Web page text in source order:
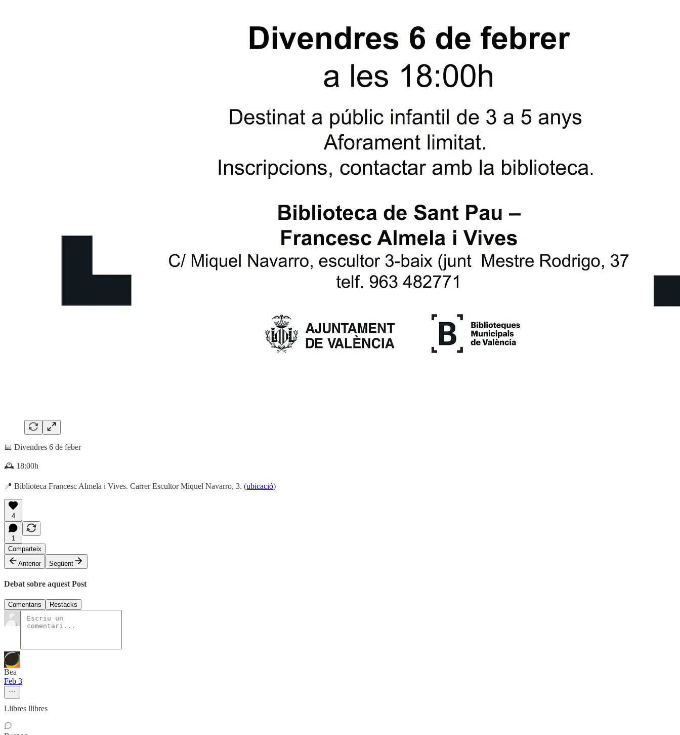
📅 Divendres 6 de feber
🕰️ 18:00h
📍 Biblioteca Francesc Almela i Vives. Carrer Escultor Miquel Navarro, 3. (ubicació)
4
1
Comparteix
Anterior
Següent
Debat sobre aquest Post
Comentaris Restacks
Bea
Feb 3
Llibres llibres